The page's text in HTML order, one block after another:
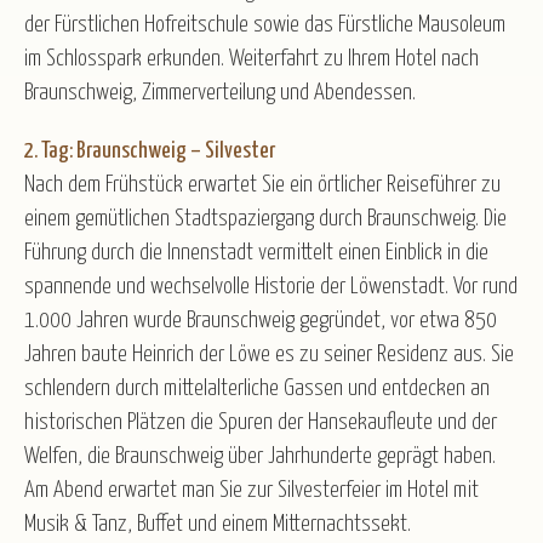
der Fürstlichen Hofreitschule sowie das Fürstliche Mausoleum
im Schlosspark erkunden. Weiterfahrt zu Ihrem Hotel nach
Braunschweig, Zimmerverteilung und Abendessen.
2. Tag: Braunschweig – Silvester
Nach dem Frühstück erwartet Sie ein örtlicher Reiseführer zu
einem gemütlichen Stadtspaziergang durch Braunschweig. Die
Führung durch die Innenstadt vermittelt einen Einblick in die
spannende und wechselvolle Historie der Löwenstadt. Vor rund
1.000 Jahren wurde Braunschweig gegründet, vor etwa 850
Jahren baute Heinrich der Löwe es zu seiner Residenz aus. Sie
schlendern durch mittelalterliche Gassen und entdecken an
historischen Plätzen die Spuren der Hansekaufleute und der
Welfen, die Braunschweig über Jahrhunderte geprägt haben.
Am Abend erwartet man Sie zur Silvesterfeier im Hotel mit
Musik & Tanz, Buffet und einem Mitternachtssekt.